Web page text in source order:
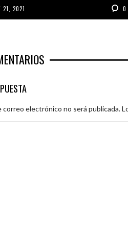
21, 2021 0
correo electrónico no será publicada.